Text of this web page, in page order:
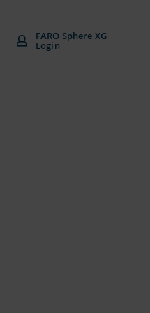
FARO Sphere XG
Login